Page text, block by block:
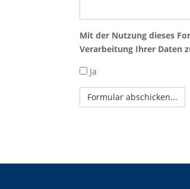
Mit der Nutzung dieses
Verarbeitung Ihrer Daten
Ja